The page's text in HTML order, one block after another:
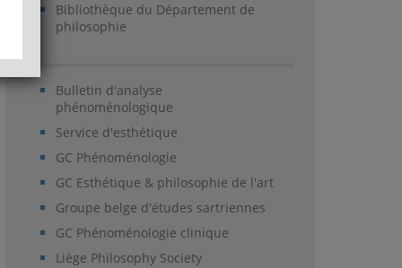
Bibliothèque du Département de
philosophie
Bulletin d'analyse
phénoménologique
Service d'esthétique
GC Phénoménologie
GC Esthétique & philosophie de l'art
Groupe belge d'études sartriennes
GC Phénoménologie clinique
Liège Philosophy Society